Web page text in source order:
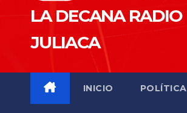
LA DECANA RADIO
JULIACA
INICIO POLÍTICA